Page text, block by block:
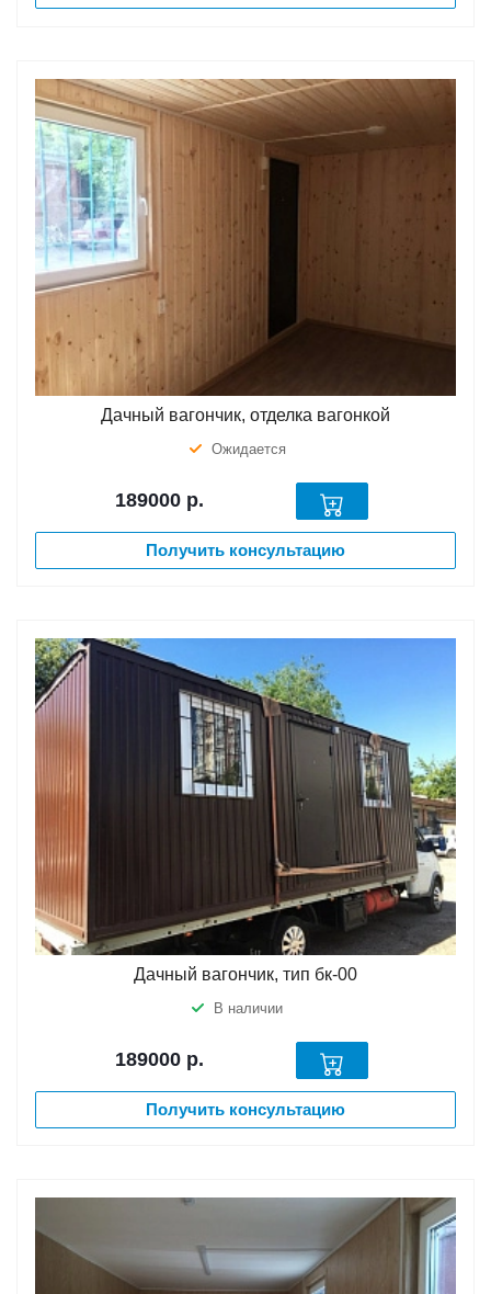
Дачный вагончик, отделка вагонкой
Ожидается
189000 р.
Получить консультацию
Дачный вагончик, тип бк-00
В наличии
189000 р.
Получить консультацию